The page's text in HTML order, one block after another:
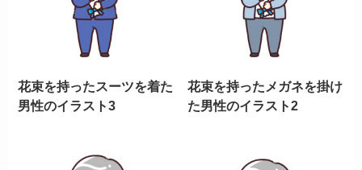
花束を持ったスーツを着た
男性のイラスト3
花束を持ったメガネを掛け
た男性のイラスト2